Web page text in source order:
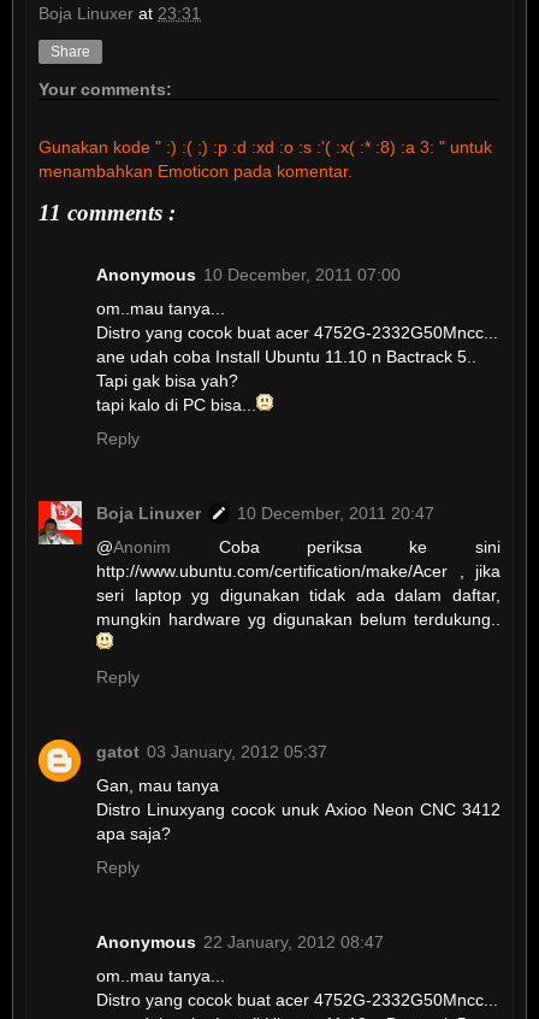
Boja Linuxer at 23:31
Share
Your comments:
Gunakan kode " :) :( ;) :p :d :xd :o :s :'( :x( :* :8) :a 3: " untuk
menambahkan Emoticon pada komentar.
11 comments :
Anonymous 10 December, 2011 07:00
om..mau tanya...
Distro yang cocok buat acer 4752G-2332G50Mncc...
ane udah coba Install Ubuntu 11.10 n Bactrack 5..
Tapi gak bisa yah?
tapi kalo di PC bisa...
Reply
Boja Linuxer
10 December, 2011 20:47
@Anonim Coba periksa ke sini
http://www.ubuntu.com/certification/make/Acer , jika
seri laptop yg digunakan tidak ada dalam daftar,
mungkin hardware yg digunakan belum terdukung..
Reply
gatot 03 January, 2012 05:37
Gan, mau tanya
Distro Linuxyang cocok unuk Axioo Neon CNC 3412
apa saja?
Reply
Anonymous 22 January, 2012 08:47
om..mau tanya...
Distro yang cocok buat acer 4752G-2332G50Mncc...